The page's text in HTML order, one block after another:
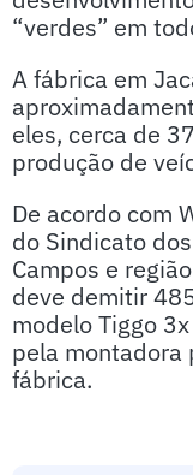
“verdes” em
A fábrica em
eles, cerca de
produção de
De acordo com
do Sindicato
Campos e
deve demitir
modelo Tiggo
pela montadora
fábrica.